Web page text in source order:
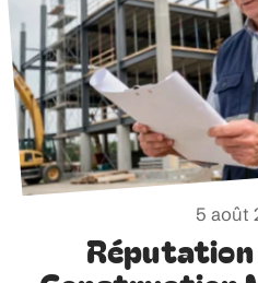
5 août
Réputation